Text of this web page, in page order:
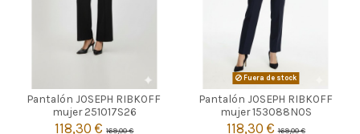
Pantalón JOSEPH RIBKOFF
mujer 251017S26
118,30 €169,00 €
42
Fuera de stock
Pantalón JOSEPH RIBKOFF
mujer 153088NOS
118,30 €169,00 €
 Agotado